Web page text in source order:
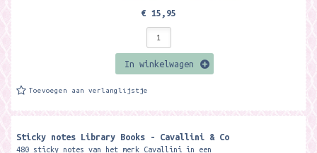
€ 15,95
In winkelwagen
Toevoegen aan verlanglijstje
Sticky notes Library Books - Cavallini & Co
480 sticky notes van het merk Cavallini in een